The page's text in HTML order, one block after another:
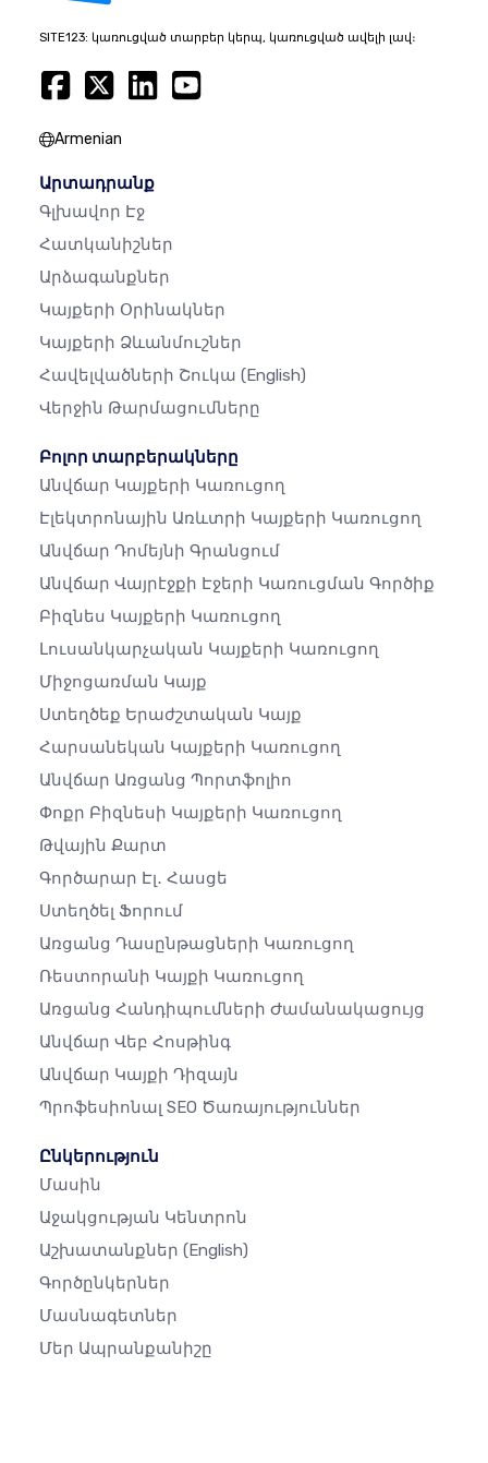
SITE123: կառուցված տարբեր կերպ, կառուցված ավելի լավ։
Armenian
Արտադրանք
Գլխավոր Էջ
Հատկանիշներ
Արձագանքներ
Կայքերի Օրինակներ
Կայքերի Ձևանմուշներ
Հավելվածների Շուկա (English)
Վերջին Թարմացումները
Բոլոր տարբերակները
Անվճար Կայքերի Կառուցող
Էլեկտրոնային Առևտրի Կայքերի Կառուցող
Անվճար Դոմեյնի Գրանցում
Անվճար Վայրէջքի Էջերի Կառուցման Գործիք
Բիզնես Կայքերի Կառուցող
Լուսանկարչական Կայքերի Կառուցող
Միջոցառման Կայք
Ստեղծեք Երաժշտական ​​կայք
Հարսանեկան Կայքերի Կառուցող
Անվճար Առցանց Պորտֆոլիո
Փոքր Բիզնեսի Կայքերի Կառուցող
Թվային Քարտ
Գործարար Էլ․ Հասցե
Ստեղծել Ֆորում
Առցանց Դասընթացների Կառուցող
Ռեստորանի Կայքի Կառուցող
Առցանց Հանդիպումների Ժամանակացույց
Անվճար Վեբ Հոսթինգ
Անվճար Կայքի Դիզայն
Պրոֆեսիոնալ SEO Ծառայություններ
Ընկերություն
Մասին
Աջակցության Կենտրոն
Աշխատանքներ (English)
Գործընկերներ
Մասնագետներ
Մեր Ապրանքանիշը